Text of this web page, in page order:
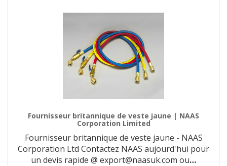
Fournisseur britannique de veste jaune | NAAS
Corporation Limited
Fournisseur britannique de veste jaune - NAAS
Corporation Ltd Contactez NAAS aujourd'hui pour
un devis rapide @ export@naasuk.com ou…